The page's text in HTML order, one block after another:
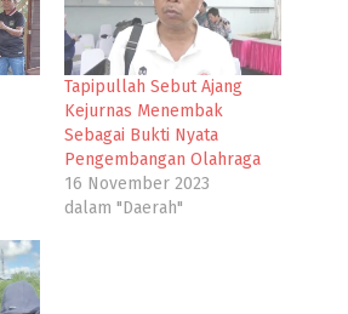
Tapipullah Sebut Ajang
Kejurnas Menembak
Sebagai Bukti Nyata
Pengembangan Olahraga
16 November 2023
dalam "Daerah"